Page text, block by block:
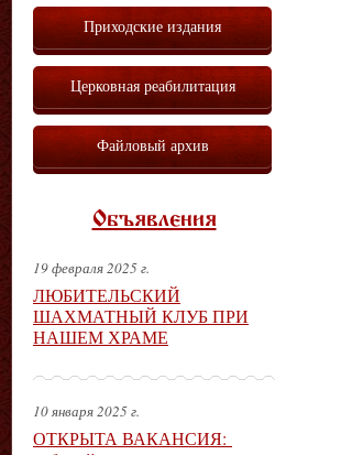
Приходские издания
Церковная реабилитация
Файловый архив
Объявления
19 февраля 2025 г.
ЛЮБИТЕЛЬСКИЙ
ШАХМАТНЫЙ КЛУБ ПРИ
НАШЕМ ХРАМЕ
10 января 2025 г.
ОТКРЫТА ВАКАНСИЯ: